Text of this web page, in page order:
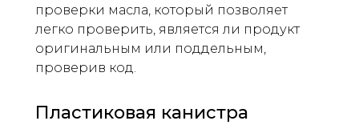
проверки масла, который позволяет
легко проверить, является ли продукт
оригинальным или поддельным,
проверив код.
Пластиковая канистра